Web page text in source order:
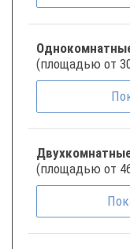
(площадью от
(площадью от